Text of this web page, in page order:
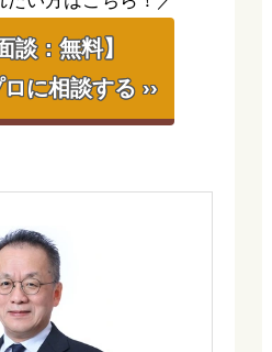
談：無料】
に相談する ››